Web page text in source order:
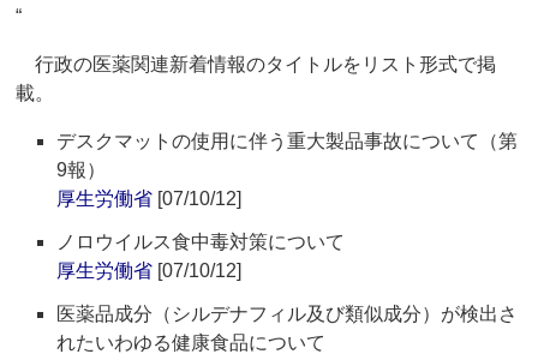
“
行政の医薬関連新着情報のタイトルをリスト形式で掲
載。
デスクマットの使用に伴う重大製品事故について（第
9報）
厚生労働省 [07/10/12]
ノロウイルス食中毒対策について
厚生労働省 [07/10/12]
医薬品成分（シルデナフィル及び類似成分）が検出さ
れたいわゆる健康食品について